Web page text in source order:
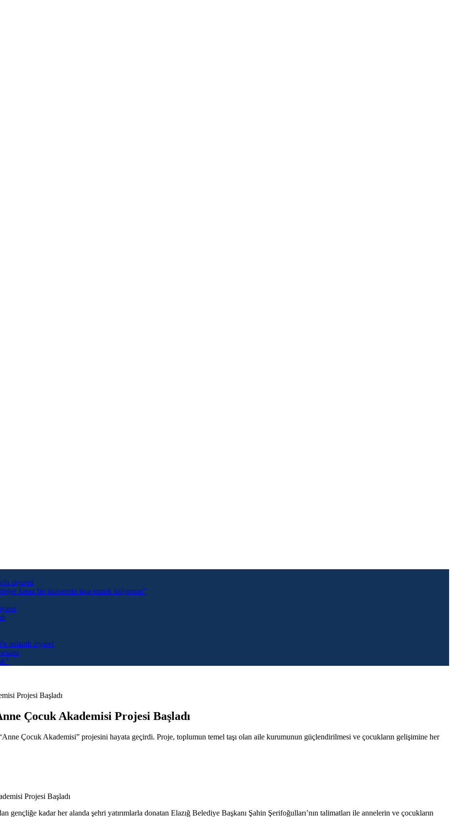
ziyareti
katan bir üniversite inşa etmek istiyorum”
anlamlı ziyaret
Projesi Başladı
Çocuk Akademisi Projesi Başladı
Çocuk Akademisi” projesini hayata geçirdi. Proje, toplumun temel taşı olan aile kurumunun güçlendirilmesi ve çocukların gelişimine her
gençliğe kadar her alanda şehri yatırımlarla donatan Elazığ Belediye Başkanı Şahin Şerifoğulları’nın talimatları ile annelerin ve çocukların